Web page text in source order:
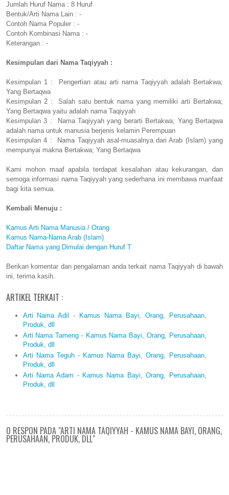
Jumlah Huruf Nama : 8 Huruf
Bentuk/Arti Nama Lain : -
Contoh Nama Populer : -
Contoh Kombinasi Nama : -
Keterangan : -
Kesimpulan dari Nama Taqiyyah :
Kesimpulan 1 : Pengertian atau arti nama Taqiyyah adalah Bertakwa;
Yang Bertaqwa
Kesimpulan 2 : Salah satu bentuk nama yang memiliki arti Bertakwa;
Yang Bertaqwa yaitu adalah nama Taqiyyah
Kesimpulan 3 : Nama Taqiyyah yang berarti Bertakwa; Yang Bertaqwa
adalah nama untuk manusia berjenis kelamin Perempuan
Kesimpulan 4 : Nama Taqiyyah asal-muasalnya dari Arab (Islam) yang
mempunyai makna Bertakwa; Yang Bertaqwa
Kami mohon maaf apabila terdapat kesalahan atau kekurangan, dan
semoga informasi nama Taqiyyah yang sederhana ini membawa manfaat
bagi kita semua.
Kembali Menuju :
Kamus Arti Nama Manusia / Orang
Kamus Nama-Nama Arab (Islam)
Daftar Nama yang Dimulai dengan Huruf T
Berikan komentar dan pengalaman anda terkait nama Taqiyyah di bawah
ini, terima kasih.
ARTIKEL TERKAIT :
Arti Nama Adil - Kamus Nama Bayi, Orang, Perusahaan,
Produk, dll
Arti Nama Tameng - Kamus Nama Bayi, Orang, Perusahaan,
Produk, dll
Arti Nama Teguh - Kamus Nama Bayi, Orang, Perusahaan,
Produk, dll
Arti Nama Adam - Kamus Nama Bayi, Orang, Perusahaan,
Produk, dll
0 RESPON PADA "ARTI NAMA TAQIYYAH - KAMUS NAMA BAYI, ORANG,
PERUSAHAAN, PRODUK, DLL"